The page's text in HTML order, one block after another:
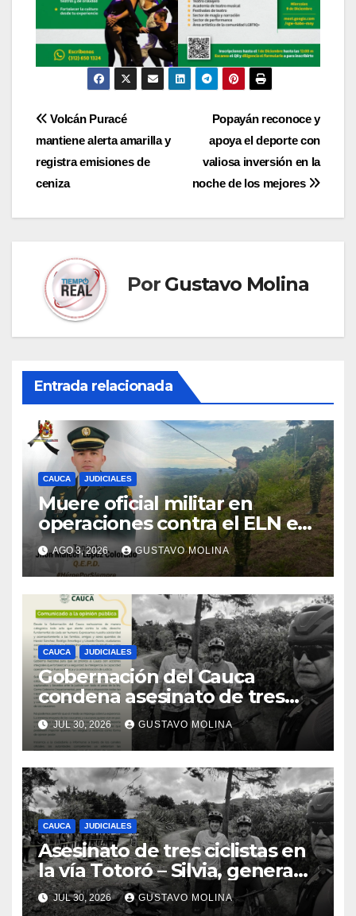
Navegación
de
entradas
Popayán reconoce y
apoya el deporte con
valiosa inversión en la
noche de los mejores
Volcán Puracé
mantiene alerta amarilla y
registra emisiones de
ceniza
Por Gustavo Molina
Entrada relacionada
CAUCA JUDICIALES
Muere oficial militar en
operaciones contra el ELN en
el sur del Cauca
AGO 3, 2026 GUSTAVO MOLINA
CAUCA JUDICIALES
Gobernación del Cauca
condena asesinato de tres
ciudadanos y exige medidas
urgentes al Gobierno
Nacional
JUL 30, 2026 GUSTAVO MOLINA
CAUCA JUDICIALES
Asesinato de tres ciclistas en
la vía Totoró – Silvia, genera
consternación en el Cauca
JUL 30, 2026 GUSTAVO MOLINA